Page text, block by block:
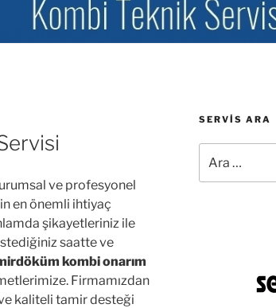
ve profesyonel
en önemli ihtiyaç
şikayetleriniz ile
saatte ve
kombi onarım
Firmamızdan
kaliteli tamir desteği
SERVIS ARA